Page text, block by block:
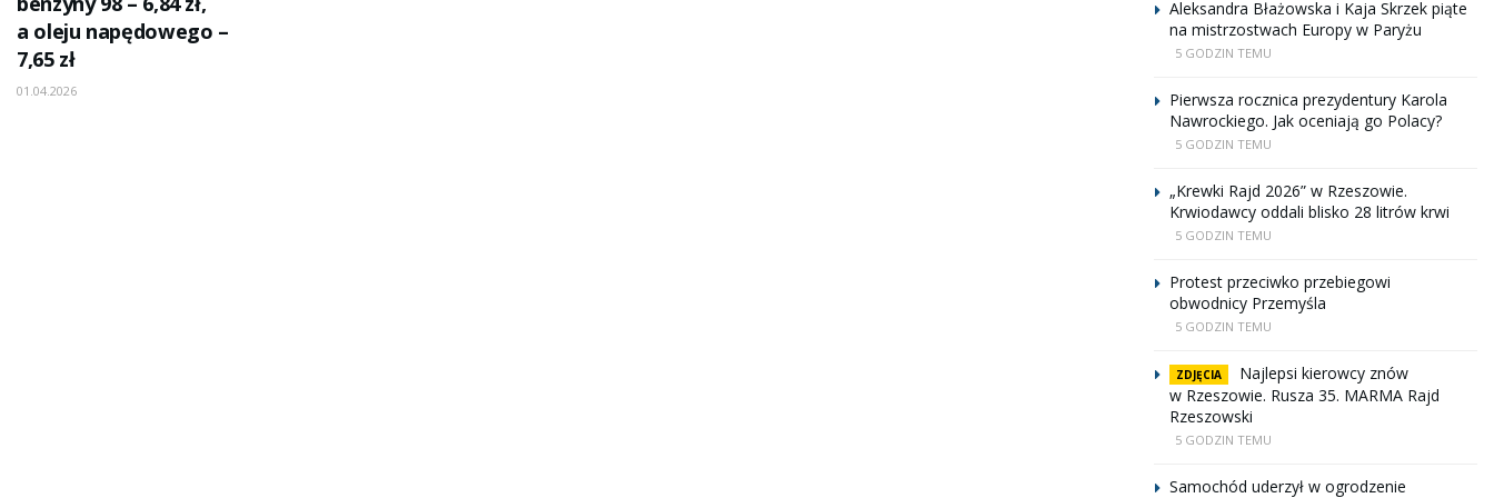
a oleju napędowego –
7,65 zł
01.04.2026
Aleksandra Błażowska i Kaja Skrzek piąte
na mistrzostwach Europy w Paryżu
5 GODZIN TEMU
Pierwsza rocznica prezydentury Karola
Nawrockiego. Jak oceniają go Polacy?
5 GODZIN TEMU
„Krewki Rajd 2026” w Rzeszowie.
Krwiodawcy oddali blisko 28 litrów krwi
5 GODZIN TEMU
Protest przeciwko przebiegowi
obwodnicy Przemyśla
5 GODZIN TEMU
ZDJĘCIA
Najlepsi kierowcy znów
w Rzeszowie. Rusza 35. MARMA Rajd
Rzeszowski
5 GODZIN TEMU
Samochód uderzył w ogrodzenie